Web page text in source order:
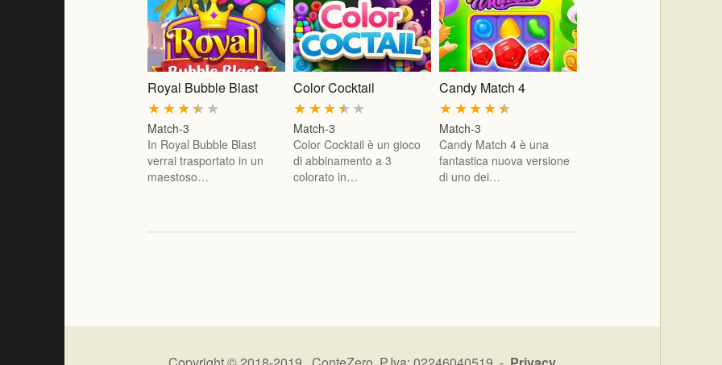
Royal Bubble Blast
★
★
★
★
★
Match-3
In Royal Bubble Blast
verrai trasportato in un
maestoso…
Color Cocktail
★
★
★
★
★
Match-3
Color Cocktail è un gioco
di abbinamento a 3
colorato in…
Candy Match 4
★
★
★
★
★
Match-3
Candy Match 4 è una
fantastica nuova versione
di uno dei…